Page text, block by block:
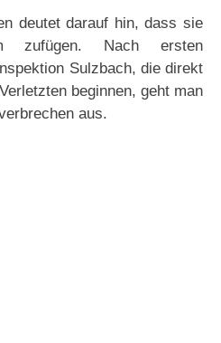
deutet darauf hin, dass sie
zufügen. Nach ersten
Sulzbach, die direkt
beginnen, geht man
aus.